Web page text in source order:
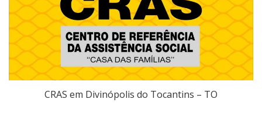
CRAS em Divinópolis do Tocantins – TO